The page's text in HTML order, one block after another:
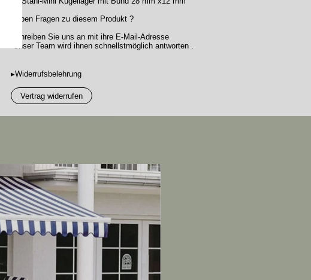
Haben Fragen zu diesem Produkt ?
Schreiben Sie uns an mit ihre E-Mail-Adresse
Unser Team wird ihnen schnellstmöglich antworten .
▸Widerrufsbelehrung
Vertrag widerrufen